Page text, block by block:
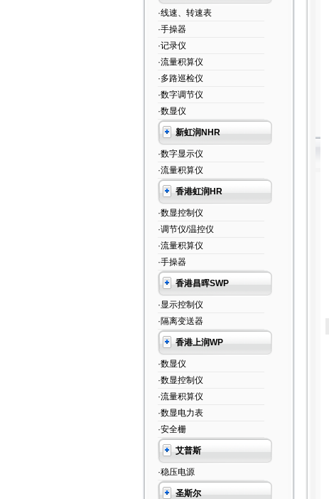
·线速、转速表
·手操器
·记录仪
·流量积算仪
·多路巡检仪
·数字调节仪
·数显仪
新虹润NHR
·数字显示仪
·流量积算仪
香港虹润HR
·数显控制仪
·调节仪/温控仪
·流量积算仪
·手操器
香港昌晖SWP
·显示控制仪
·隔离变送器
香港上润WP
·数显仪
·数显控制仪
·流量积算仪
·数显电力表
·安全栅
艾普斯
·稳压电源
圣斯尔